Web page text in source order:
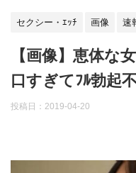
セクシー・ｴｯﾁ 画像 速
【画像】恵体な
口すぎてﾌﾙ勃起
投稿日： 2019-04-20